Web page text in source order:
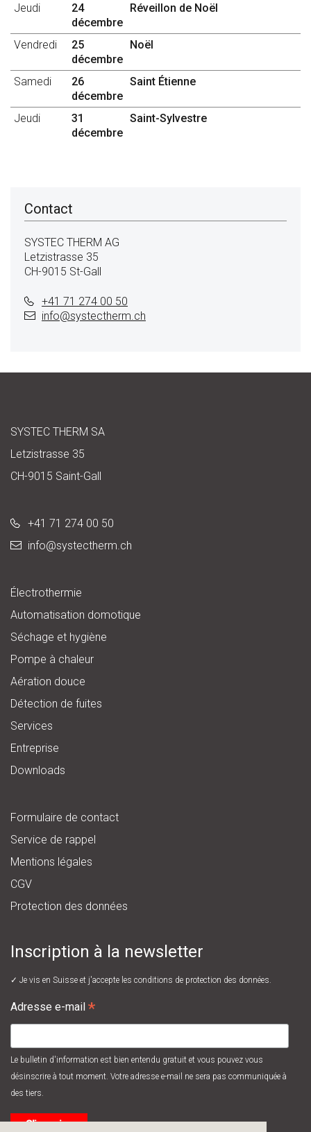
Jeudi
24
décembre
Réveillon de Noël
Vendredi
25
décembre
Noël
Samedi
26
décembre
Saint Étienne
Jeudi
31
décembre
Saint-Sylvestre
Contact
SYSTEC THERM AG
Letzistrasse 35
CH-9015 St-Gall
+41 71 274 00 50
info@systectherm.ch
SYSTEC THERM SA
Letzistrasse 35
CH-9015 Saint-Gall
+41 71 274 00 50
info@systectherm.ch
Électrothermie
Automatisation domotique
Séchage et hygiène
Pompe à chaleur
Aération douce
Détection de fuites
Services
Entreprise
Downloads
Formulaire de contact
Service de rappel
Mentions légales
CGV
Protection des données
Inscription à la newsletter
✓ Je vis en Suisse et j'accepte les conditions de protection des données.
Adresse e-mail *
Le bulletin d'information est bien entendu gratuit et vous pouvez vous
désinscrire à tout moment. Votre adresse e-mail ne sera pas communiquée à
des tiers.